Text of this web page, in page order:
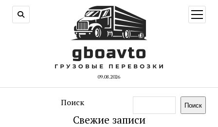
09.08.2026
меню
Поиск Поиск
Свежие записи